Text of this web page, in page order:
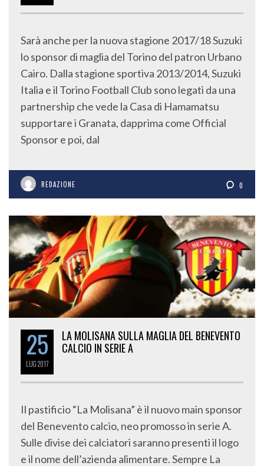
Sarà anche per la nuova stagione 2017/18 Suzuki
lo sponsor di maglia del Torino del patron Urbano
Cairo. Dalla stagione sportiva 2013/2014, Suzuki
Italia e il Torino Football Club sono legati da una
partnership che vede la Casa di Hamamatsu
supportare i Granata, dapprima come Official
Sponsor e poi, dal
REDAZIONE 0
25
LUG2017
LA MOLISANA SULLA MAGLIA DEL BENEVENTO
CALCIO IN SERIE A
Il pastificio “La Molisana” è il nuovo main sponsor
del Benevento calcio, neo promosso in serie A.
Sulle divise dei calciatori saranno presenti il logo
e il nome dell’azienda alimentare. Sempre La